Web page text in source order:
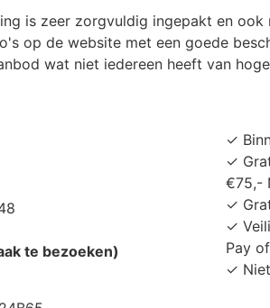
is zeer zorgvuldig ingepakt en
op de website met een goede
wat niet iedereen heeft van
te bezoeken)
✓
✓
€75,-
✓
✓
Pay
✓